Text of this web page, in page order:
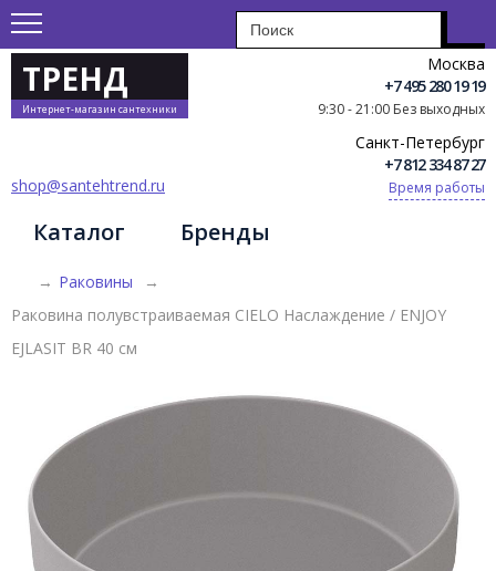
ТРЕНД
Интернет-магазин сантехники
Москва
+7 495 280 19 19
9:30 - 21:00 Без выходных
Санкт-Петербург
+7 812 334 87 27
Время работы
shop@santehtrend.ru
Каталог Бренды
→ Раковины
→
Раковина полувстраиваемая CIELO Наслаждение / ENJOY
EJLASIT BR 40 см